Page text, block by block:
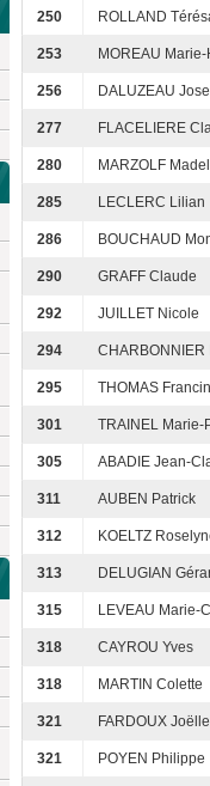
250 ROLLAND
253 MOREAU
256 DALUZEAU
277 FLACELIERE
280 MARZOLF
285 LECLERC Lilian
286 BOUCHAUD
290 GRAFF Claude
292 JUILLET Nicole
294 CHARBONNIER
295 THOMAS
301 TRAINEL Marie-
305 ABADIE Jean-
311 AUBEN Patrick
312 KOELTZ
313 DELUGIAN
315 LEVEAU Marie-
318 CAYROU Yves
318 MARTIN Colette
321 FARDOUX Joëlle
321 POYEN Philippe